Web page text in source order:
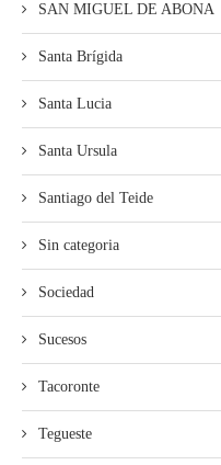
SAN MIGUEL DE ABONA
Santa Brígida
Santa Lucia
Santa Ursula
Santiago del Teide
Sin categoria
Sociedad
Sucesos
Tacoronte
Tegueste